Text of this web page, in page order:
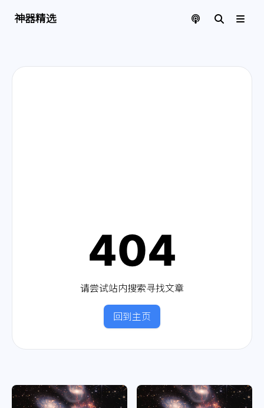
神器精选
404
请尝试站内搜索寻找文章
回到主页